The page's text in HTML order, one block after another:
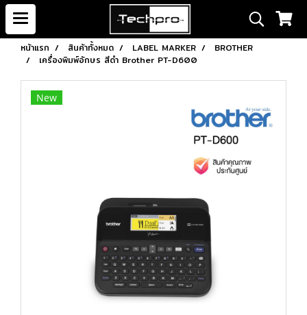
หน้าแรก สินค้าทั้งหมด LABEL MARKER
BROTHER
เครื่องพิมพ์อักษร สีดำ Brother PT-D600
New